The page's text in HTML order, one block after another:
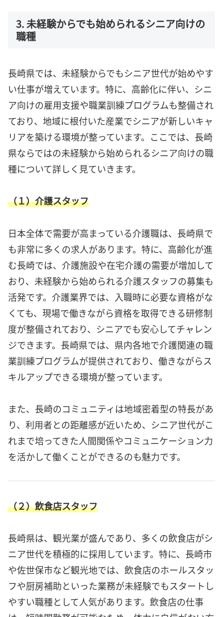
3. 未経験からでも始められるシニア向けの
職種
長崎県では、未経験からでもシニア世代が始めやす
い仕事が増えています。特に、高齢化に伴い、シニ
ア向けの雇用支援や職業訓練プログラムも整備され
ており、地域に根付いた産業でシニアが新しいキャ
リアを築ける環境が整っています。ここでは、長崎
県ならではの未経験から始められるシニア向けの職
種について詳しく見ていきます。
（１）介護スタッフ
日本全体で需要が高まっている介護職は、長崎県で
も非常に多くの求人があります。特に、高齢化が進
む長崎では、介護施設や在宅介護の需要が増加して
おり、未経験から始められる介護スタッフの募集も
活発です。介護業界では、入職時に必要な資格がな
くても、現場で働きながら資格を取得できる研修制
度が整備されており、シニアでも安心してチャレン
ジできます。長崎県では、県内各地で介護関連の職
業訓練プログラムが提供されており、働きながらス
キルアップできる環境が整っています。
また、長崎のコミュニティは地域密着型の特長があ
り、利用者との距離感が近いため、シニア世代がこ
れまで培ってきた人間関係やコミュニケーション力
を活かして働くことができるのも魅力です。
（２）飲食店スタッフ
長崎県は、観光業が盛んであり、多くの飲食店がシ
ニア世代を積極的に採用しています。特に、長崎市
や佐世保市など観光地では、飲食店のホールスタッ
フや厨房補助といった業務が未経験でもスタートし
やすい職種として人気があります。飲食店の仕事